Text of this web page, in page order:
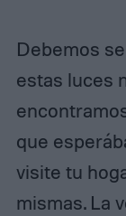
Debemos
estas luces
que
visite tu
mismas. La